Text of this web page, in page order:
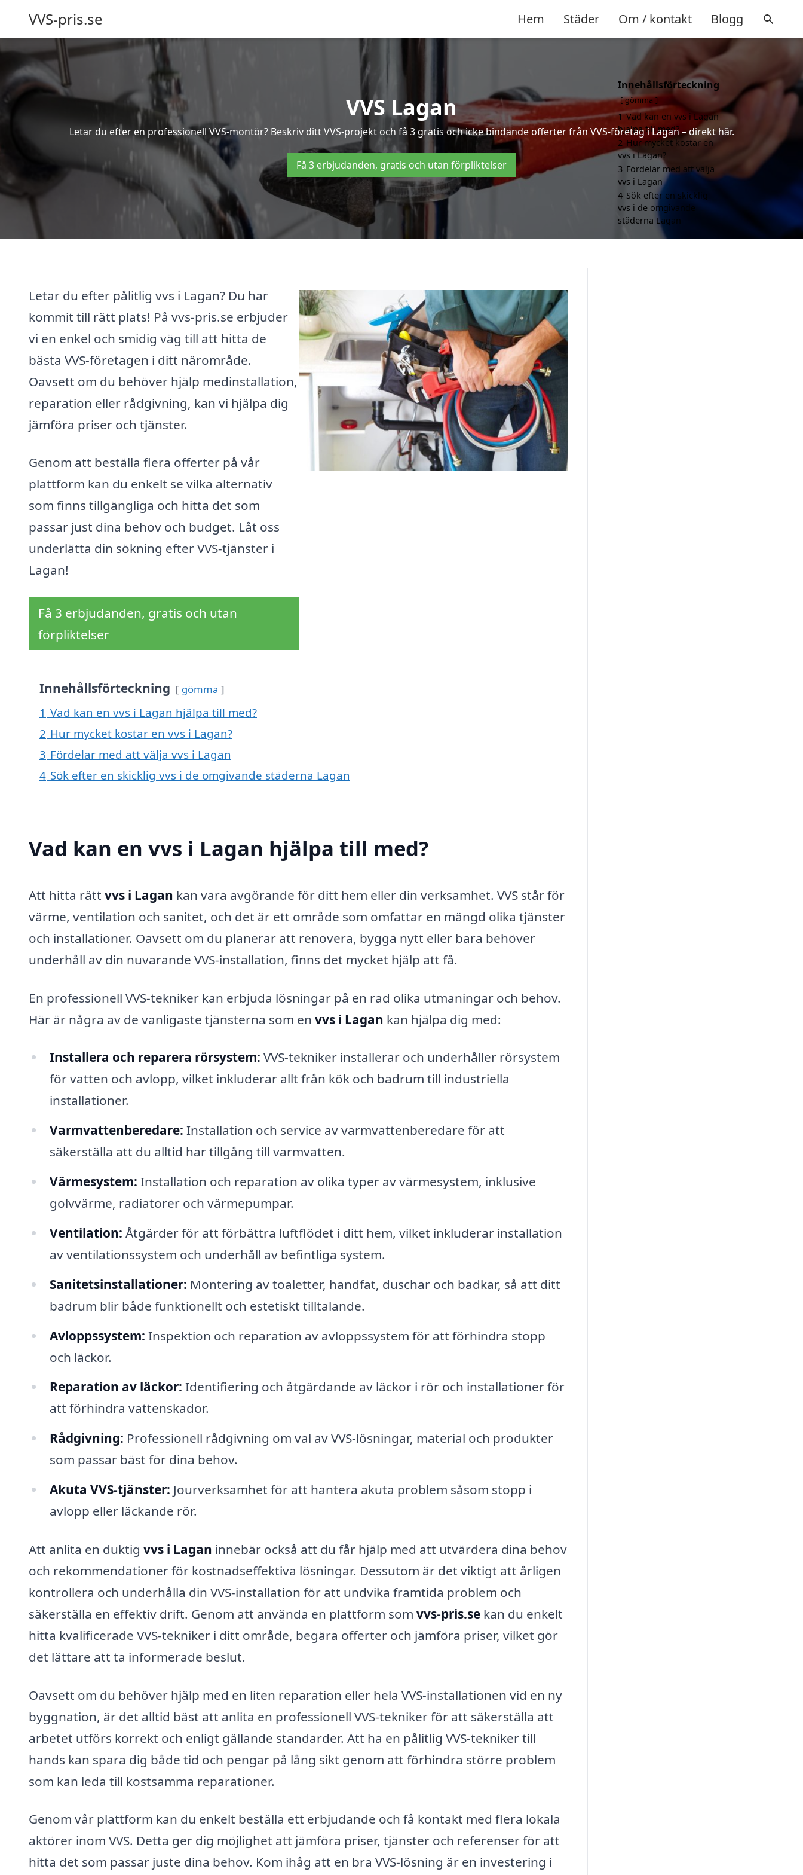
VVS-pris.se Hem Städer Om / kontakt Blogg
VVS Lagan
Letar du efter en professionell VVS-montör? Beskriv ditt VVS-projekt och få 3 gratis och icke bindande offerter från VVS-företag i Lagan – direkt här.
Få 3 erbjudanden, gratis och utan förpliktelser
Letar du efter pålitlig vvs i Lagan? Du har
kommit till rätt plats! På vvs-pris.se erbjuder
vi en enkel och smidig väg till att hitta de
bästa VVS-företagen i ditt närområde.
Oavsett om du behöver hjälp medinstallation,
reparation eller rådgivning, kan vi hjälpa dig
jämföra priser och tjänster.
Genom att beställa flera offerter på vår
plattform kan du enkelt se vilka alternativ
som finns tillgängliga och hitta det som
passar just dina behov och budget. Låt oss
underlätta din sökning efter VVS-tjänster i
Lagan!
Få 3 erbjudanden, gratis och utan
förpliktelser
Innehållsförteckning gömma
1 Vad kan en vvs i Lagan hjälpa till med?
2 Hur mycket kostar en vvs i Lagan?
3 Fördelar med att välja vvs i Lagan
4 Sök efter en skicklig vvs i de omgivande städerna Lagan
Vad kan en vvs i Lagan hjälpa till med?
Att hitta rätt vvs i Lagan kan vara avgörande för ditt hem eller din verksamhet. VVS står för
värme, ventilation och sanitet, och det är ett område som omfattar en mängd olika tjänster
och installationer. Oavsett om du planerar att renovera, bygga nytt eller bara behöver
underhåll av din nuvarande VVS-installation, finns det mycket hjälp att få.
En professionell VVS-tekniker kan erbjuda lösningar på en rad olika utmaningar och behov.
Här är några av de vanligaste tjänsterna som en vvs i Lagan kan hjälpa dig med:
Installera och reparera rörsystem: VVS-tekniker installerar och underhåller rörsystem
för vatten och avlopp, vilket inkluderar allt från kök och badrum till industriella
installationer.
Varmvattenberedare: Installation och service av varmvattenberedare för att
säkerställa att du alltid har tillgång till varmvatten.
Värmesystem: Installation och reparation av olika typer av värmesystem, inklusive
golvvärme, radiatorer och värmepumpar.
Ventilation: Åtgärder för att förbättra luftflödet i ditt hem, vilket inkluderar installation
av ventilationssystem och underhåll av befintliga system.
Sanitetsinstallationer: Montering av toaletter, handfat, duschar och badkar, så att ditt
badrum blir både funktionellt och estetiskt tilltalande.
Avloppssystem: Inspektion och reparation av avloppssystem för att förhindra stopp
och läckor.
Reparation av läckor: Identifiering och åtgärdande av läckor i rör och installationer för
att förhindra vattenskador.
Rådgivning: Professionell rådgivning om val av VVS-lösningar, material och produkter
som passar bäst för dina behov.
Akuta VVS-tjänster: Jourverksamhet för att hantera akuta problem såsom stopp i
avlopp eller läckande rör.
Att anlita en duktig vvs i Lagan innebär också att du får hjälp med att utvärdera dina behov
och rekommendationer för kostnadseffektiva lösningar. Dessutom är det viktigt att årligen
kontrollera och underhålla din VVS-installation för att undvika framtida problem och
säkerställa en effektiv drift. Genom att använda en plattform som vvs-pris.se kan du enkelt
hitta kvalificerade VVS-tekniker i ditt område, begära offerter och jämföra priser, vilket gör
det lättare att ta informerade beslut.
Oavsett om du behöver hjälp med en liten reparation eller hela VVS-installationen vid en ny
byggnation, är det alltid bäst att anlita en professionell VVS-tekniker för att säkerställa att
arbetet utförs korrekt och enligt gällande standarder. Att ha en pålitlig VVS-tekniker till
hands kan spara dig både tid och pengar på lång sikt genom att förhindra större problem
som kan leda till kostsamma reparationer.
Genom vår plattform kan du enkelt beställa ett erbjudande och få kontakt med flera lokala
aktörer inom VVS. Detta ger dig möjlighet att jämföra priser, tjänster och referenser för att
hitta det som passar juste dina behov. Kom ihåg att en bra VVS-lösning är en investering i
Innehållsförteckning
gömma
1 Vad kan en vvs i Lagan
hjälpa till med?
2 Hur mycket kostar en
vvs i Lagan?
3 Fördelar med att välja
vvs i Lagan
4 Sök efter en skicklig
vvs i de omgivande
städerna Lagan